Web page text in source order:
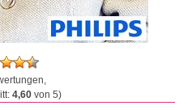
4,60von 5)